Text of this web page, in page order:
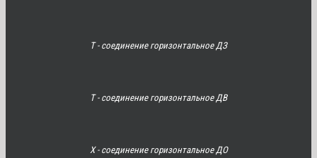
Т - соединение горизонтальное ДЗ
Т - соединение горизонтальное ДВ
Х - соединение горизонтальное ДО